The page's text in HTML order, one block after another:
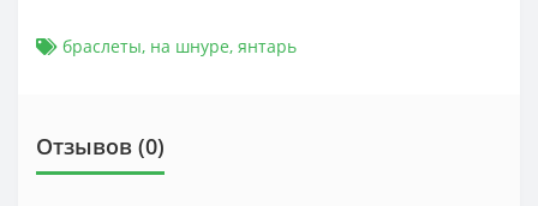
браслеты, на шнуре, янтарь
Отзывов (0)